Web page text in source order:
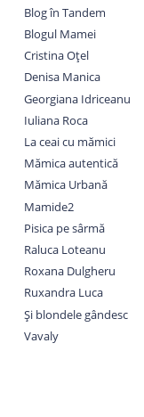
Blog în Tandem
Blogul Mamei
Cristina Oțel
Denisa Manica
Georgiana Idriceanu
Iuliana Roca
La ceai cu mămici
Mămica autentică
Mămica Urbană
Mamide2
Pisica pe sârmă
Raluca Loteanu
Roxana Dulgheru
Ruxandra Luca
Și blondele gândesc
Vavaly